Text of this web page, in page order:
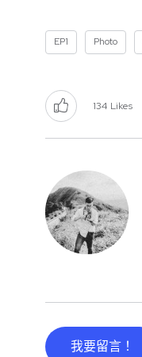
EP1 Photo
134 Likes
我要留言！